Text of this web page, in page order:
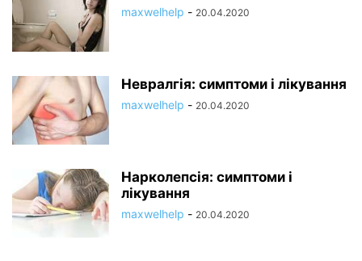
maxwelhelp - 20.04.2020
Невралгія: симптоми і лікування
maxwelhelp - 20.04.2020
Нарколепсія: симптоми і
лікування
maxwelhelp - 20.04.2020